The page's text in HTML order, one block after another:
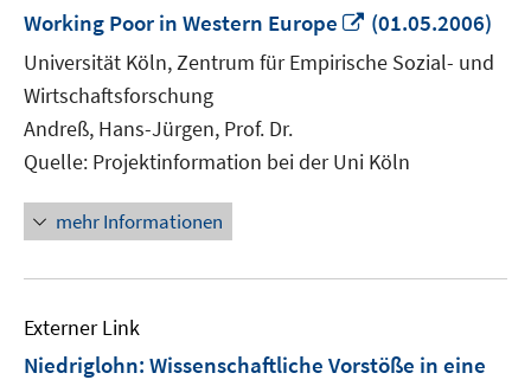
Working Poor in Western Europe
In
neuem
Fenster
(01.05.2006)
Universität Köln, Zentrum für Empirische Sozial- und
Wirtschaftsforschung
Andreß, Hans-Jürgen, Prof. Dr.
Quelle: Projektinformation bei der Uni Köln
mehr Informationen
Externer Link
Niedriglohn: Wissenschaftliche Vorstöße in eine